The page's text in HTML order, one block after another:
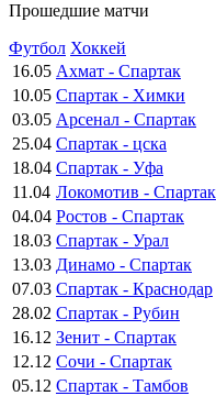
Прошедшие матчи
Футбол Хоккей
16.05 Ахмат - Спартак
10.05 Спартак - Химки
03.05 Арсенал - Спартак
25.04 Спартак - цска
18.04 Спартак - Уфа
11.04 Локомотив - Спартак
04.04 Ростов - Спартак
18.03 Спартак - Урал
13.03 Динамо - Спартак
07.03 Спартак - Краснодар
28.02 Спартак - Рубин
16.12 Зенит - Спартак
12.12 Сочи - Спартак
05.12 Спартак - Тамбов